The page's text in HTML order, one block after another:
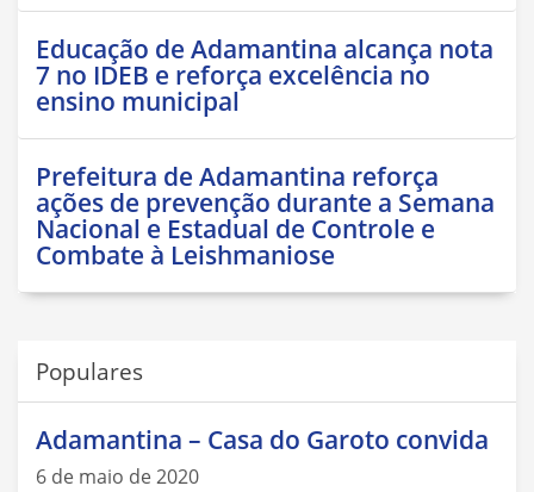
Educação de Adamantina alcança nota
7 no IDEB e reforça excelência no
ensino municipal
Prefeitura de Adamantina reforça
ações de prevenção durante a Semana
Nacional e Estadual de Controle e
Combate à Leishmaniose
Populares
Adamantina – Casa do Garoto convida
6 de maio de 2020